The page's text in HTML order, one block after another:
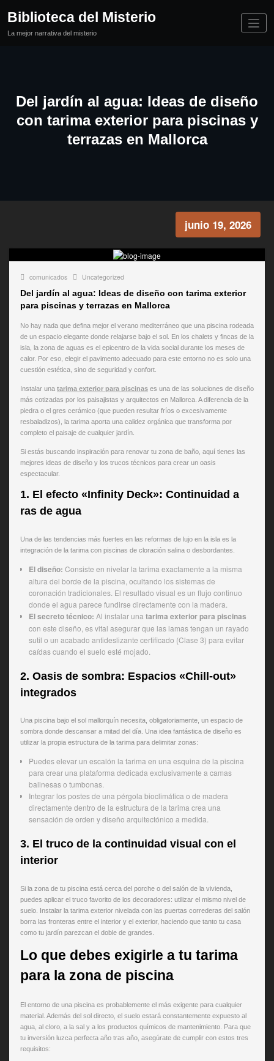
contenido
Biblioteca del Misterio
La mejor narrativa del misterio
Del jardín al agua: Ideas de diseño
con tarima exterior para piscinas y
terrazas en Mallorca
junio 19, 2026
comunicados
Uncategorized
Del jardín al agua: Ideas de diseño con tarima exterior
para piscinas y terrazas en Mallorca
No hay nada que defina mejor el verano mediterráneo que una piscina rodeada
de un espacio elegante donde relajarse bajo el sol. En los chalets y fincas de la
isla, la zona de aguas es el epicentro de la vida social durante los meses de
calor. Por eso, elegir el pavimento adecuado para este entorno no es solo una
cuestión estética, sino de seguridad y confort.
Instalar una tarima exterior para piscinas es una de las soluciones de diseño
más cotizadas por los paisajistas y arquitectos en Mallorca. A diferencia de la
piedra o el gres cerámico (que pueden resultar fríos o excesivamente
resbaladizos), la tarima aporta una calidez orgánica que transforma por
completo el paisaje de cualquier jardín.
Si estás buscando inspiración para renovar tu zona de baño, aquí tienes las
mejores ideas de diseño y los trucos técnicos para crear un oasis
espectacular.
1. El efecto «Infinity Deck»: Continuidad a
ras de agua
Una de las tendencias más fuertes en las reformas de lujo en la isla es la
integración de la tarima con piscinas de cloración salina o desbordantes.
El diseño: Consiste en nivelar la tarima exactamente a la misma
altura del borde de la piscina, ocultando los sistemas de
coronación tradicionales. El resultado visual es un flujo continuo
donde el agua parece fundirse directamente con la madera.
El secreto técnico: Al instalar una tarima exterior para piscinas
con este diseño, es vital asegurar que las lamas tengan un rayado
sutil o un acabado antideslizante certificado (Clase 3) para evitar
caídas cuando el suelo esté mojado.
2. Oasis de sombra: Espacios «Chill-out»
integrados
Una piscina bajo el sol mallorquín necesita, obligatoriamente, un espacio de
sombra donde descansar a mitad del día. Una idea fantástica de diseño es
utilizar la propia estructura de la tarima para delimitar zonas:
Puedes elevar un escalón la tarima en una esquina de la piscina
para crear una plataforma dedicada exclusivamente a camas
balinesas o tumbonas.
Integrar los postes de una pérgola bioclimática o de madera
directamente dentro de la estructura de la tarima crea una
sensación de orden y diseño arquitectónico a medida.
3. El truco de la continuidad visual con el
interior
Si la zona de tu piscina está cerca del porche o del salón de la vivienda,
puedes aplicar el truco favorito de los decoradores: utilizar el mismo nivel de
suelo. Instalar la tarima exterior nivelada con las puertas correderas del salón
borra las fronteras entre el interior y el exterior, haciendo que tanto tu casa
como tu jardín parezcan el doble de grandes.
Lo que debes exigirle a tu tarima
para la zona de piscina
El entorno de una piscina es probablemente el más exigente para cualquier
material. Además del sol directo, el suelo estará constantemente expuesto al
agua, al cloro, a la sal y a los productos químicos de mantenimiento. Para que
tu inversión luzca perfecta año tras año, asegúrate de cumplir con estos tres
requisitos: